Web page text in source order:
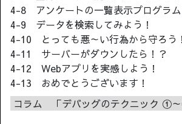
4-8 アンケートの一覧表示プログラム
4-9 データを検索してみよう！
4-10 とっても悪～い行為から守ろう！
4-11 サーバーがダウンしたら！？
4-12 Webアプリを実感しよう！
4-13 おめでとうございます！
コラム 「デバッグのテクニック ①